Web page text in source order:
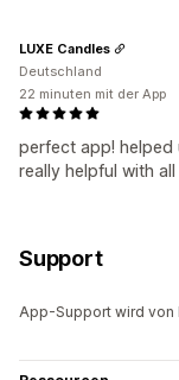
perfect app! helped
really helpful with
LUXE Candles
Deutschland
22 minuten mit der App
Support
App-Support wird von